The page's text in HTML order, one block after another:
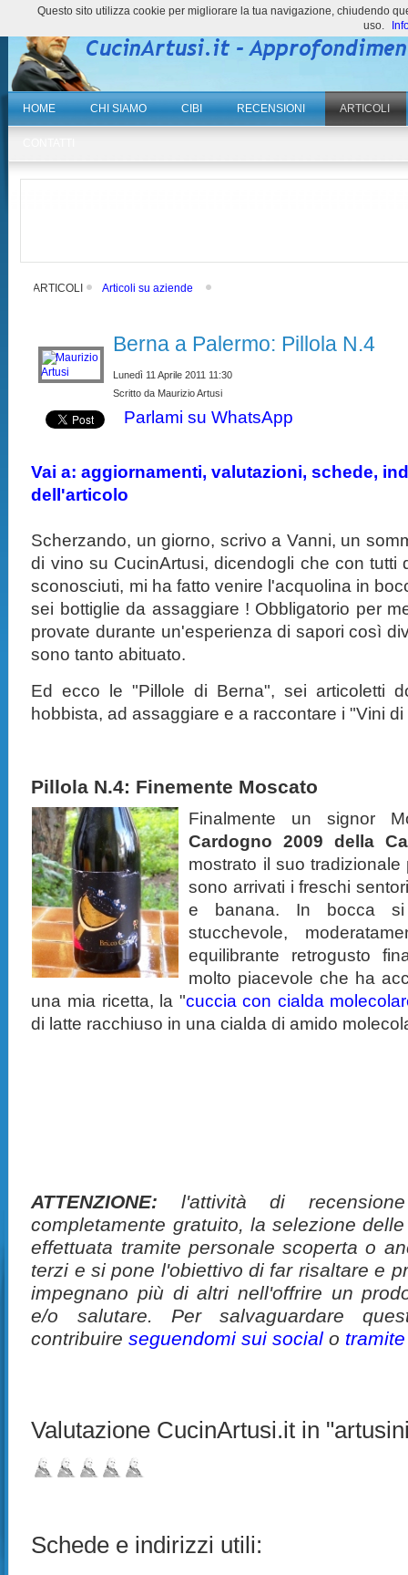
HOME CHI SIAMO CIBI RECENSIONI ARTICOLI
ARTICOLI Articoli su aziende
Berna a Palermo: Pillola N.4
Lunedì 11 Aprile 2011 11:30
Scritto da Maurizio Artusi
Parlami su WhatsApp
Vai a: aggiornamenti, valutazioni, schede,
dell'articolo
Scherzando, un giorno, scrivo a Vanni, un
di vino su CucinArtusi, dicendogli che con tutti
sconosciuti, mi ha fatto venire l'acquolina in
sei bottiglie da assaggiare ! Obbligatorio per
provate durante un'esperienza di sapori così
sono tanto abituato.
Ed ecco le "Pillole di Berna", sei articoletti
hobbista, ad assaggiare e a raccontare i "Vini
Pillola N.4: Finemente Moscato
Finalmente un signor
Cardogno 2009 della
mostrato il suo
sono arrivati i freschi
e banana. In bocca
stucchevole,
equilibrante retrogusto
molto piacevole che ha
una mia ricetta, la "cuccia con cialda
di latte racchiuso in una cialda di amido
ATTENZIONE: l'attività di
completamente gratuito, la selezione
effettuata tramite personale scoperta o
terzi e si pone l'obiettivo di far risaltare e
impegnano più di altri nell'offrire un
e/o salutare. Per salvaguardare
contribuireseguendomi sui social o
Valutazione CucinArtusi.it in
Schede e indirizzi utili:
Questo sito utilizza cookie per migliorare la tua navigazione, chiudendo
uso.